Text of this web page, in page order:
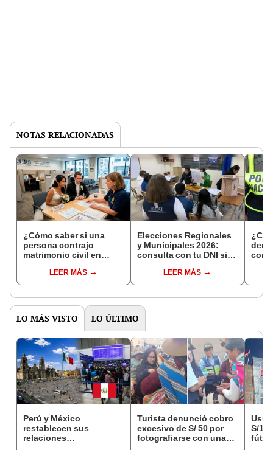
NOTAS RELACIONADAS
¿Cómo saber si una
persona contrajo
matrimonio civil en
LEER MÁS
Elecciones Regionales
y Municipales 2026:
consulta con tu DNI si
de mesa para este 4 de
octubre en el link oficial
LEER MÁS
con
LO MÁS VISTO LO ÚLTIMO
Perú y México
restablecen sus
relaciones
Turista denunció cobro
excesivo de S/ 50 por
fotografiarse con una
S/